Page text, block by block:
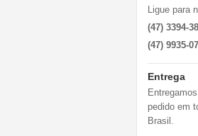
Ligue para
(47) 3394-
(47) 9935-
Entrega
pedido em
Brasil.